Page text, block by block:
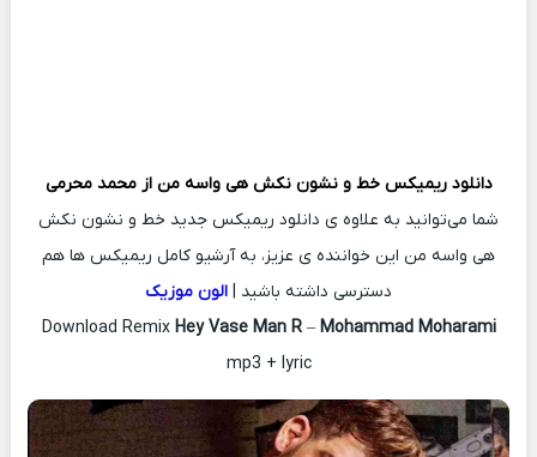
دانلود ریمیکس خط و نشون نکش هی واسه من ازمحمد محرمی
شما می‌توانید به علاوه ی دانلود ریمیکس جدید خط و نشون نکش
هی واسه من این خواننده ی عزیز، به آرشیو کامل ریمیکس ها هم
دسترسی داشته باشید | الون موزیک
Download Remix Hey Vase Man R– Mohammad Moharami
mp3 + lyric